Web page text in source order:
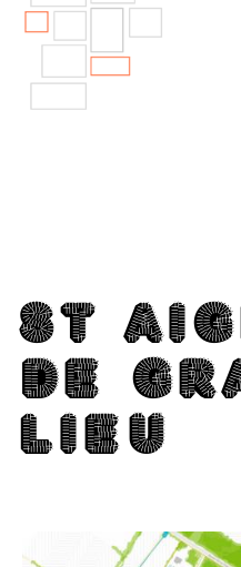
ST
DE
LIEU